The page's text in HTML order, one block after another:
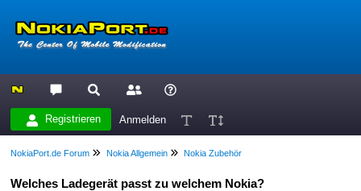
Registrieren Anmelden
NokiaPort.de Forum Nokia Allgemein Nokia Zubehör
Welches Ladegerät passt zu welchem Nokia?